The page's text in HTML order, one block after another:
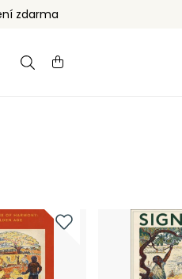
zdarma